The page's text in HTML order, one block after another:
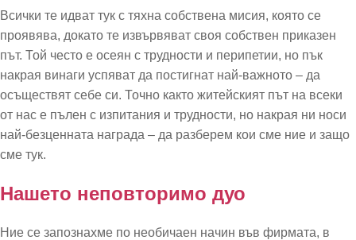
Всички те идват тук с тяхна собствена мисия, която се
проявява, докато те извървяват своя собствен приказен
път. Той често е осеян с трудности и перипетии, но пък
накрая винаги успяват да постигнат най-важното – да
осъществят себе си. Точно както житейският път на всеки
от нас е пълен с изпитания и трудности, но накрая ни носи
най-безценната награда – да разберем кои сме ние и защо
сме тук.
Нашето неповторимо дуо
Ние се запознахме по необичаен начин във фирмата, в